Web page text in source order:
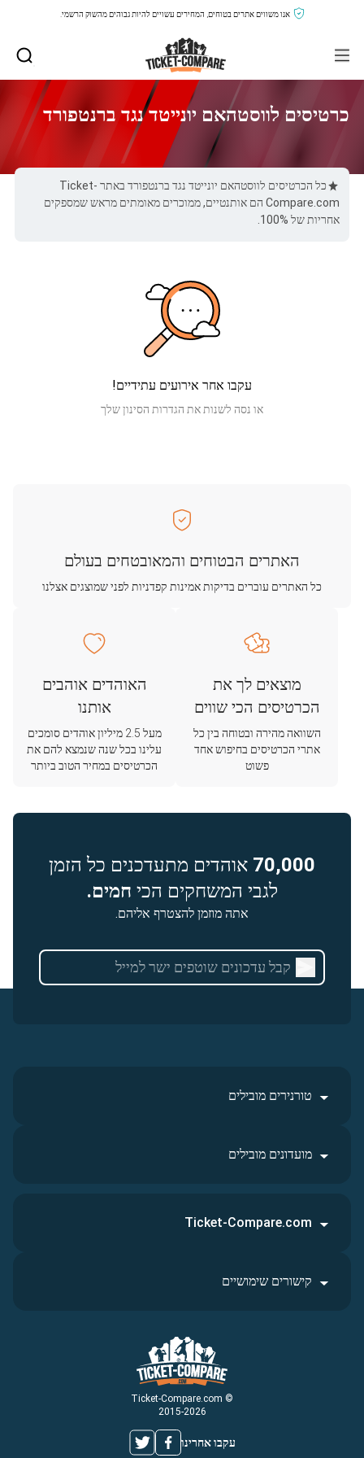
אנו משווים אתרים בטוחים, המחירים עשויים להיות גבוהים מהשוק הרשמי.
כרטיסים לווסטהאם יונייטד נגד ברנטפורד
כל הכרטיסים לווסטהאם יונייטד נגד ברנטפורד באתר Ticket-
Compare.com הם אותנטיים, ממוכרים מאומתים מראש שמספקים
אחריות של 100%.
עקבו אחר אירועים עתידיים!
או נסה לשנות את הגדרות הסינון שלך
האתרים הבטוחים והמאובטחים בעולם
כל האתרים עוברים בדיקות אמינות קפדניות לפני שמוצגים אצלנו
מוצאים לך את
הכרטיסים הכי שווים
השוואה מהירה ובטוחה בין כל
אתרי הכרטיסים בחיפוש אחד
פשוט
האוהדים אוהבים
אותנו
מעל 2.5 מיליון אוהדים סומכים
עלינו בכל שנה שנמצא להם את
הכרטיסים במחיר הטוב ביותר
70,000 אוהדים מתעדכנים כל הזמן
לגבי המשחקים הכי חמים.
אתה מוזמן להצטרף אליהם.
טורנירים מובילים
מועדונים מובילים
© Ticket-Compare.com
2015-2026
עקבו אחרינו
Ticket-Compare.com
קישורים שימושיים